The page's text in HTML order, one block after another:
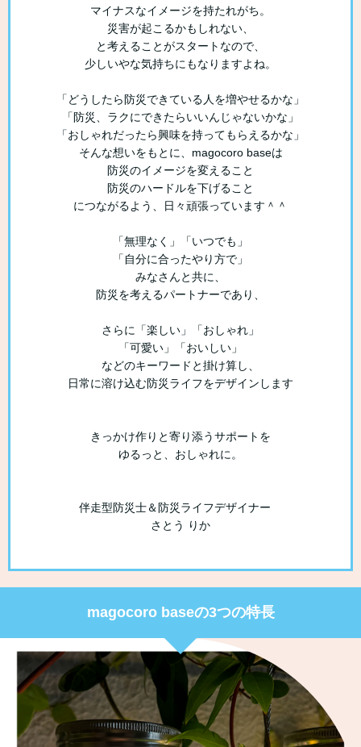
マイナスなイメージを持たれがち。
災害が起こるかもしれない、
と考えることがスタートなので、
少しいやな気持ちにもなりますよね。
「どうしたら防災できている人を増やせるかな」
「防災、ラクにできたらいいんじゃないかな」
「おしゃれだったら興味を持ってもらえるかな」
そんな想いをもとに、magocoro baseは
防災のイメージを変えること
防災のハードルを下げること
につながるよう、日々頑張っています＾＾
「無理なく」「いつでも」
「自分に合ったやり方で」
みなさんと共に、
防災を考えるパートナーであり、
さらに「楽しい」「おしゃれ」
「可愛い」「おいしい」
などのキーワードと掛け算し、
日常に溶け込む防災ライフをデザインします
きっかけ作りと寄り添うサポートを
ゆるっと、おしゃれに。
伴走型防災士＆防災ライフデザイナー
さとう りか
magocoro baseの3つの特長